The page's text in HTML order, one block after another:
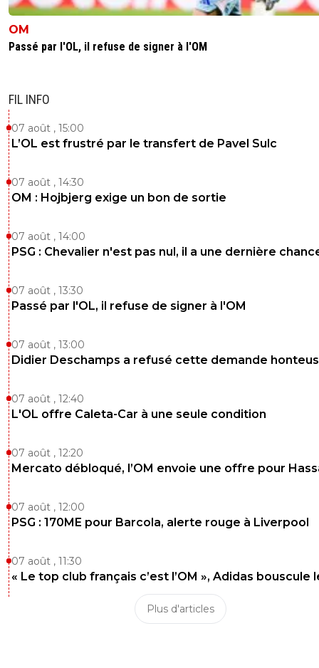
OM
Passé par l'OL, il refuse de signer à l'OM
FIL INFO
07 août , 15:00
L’OL est frustré par le transfert de Pavel Sulc
07 août , 14:30
OM : Hojbjerg exige un bon de sortie
07 août , 14:00
PSG : Chevalier n'est pas nul, il a une dernière
07 août , 13:30
Passé par l'OL, il refuse de signer à l'OM
07 août , 13:00
Didier Deschamps a refusé cette demande
07 août , 12:40
L'OL offre Caleta-Car à une seule condition
07 août , 12:20
Mercato débloqué, l’OM envoie une offre pour
07 août , 12:00
PSG : 170ME pour Barcola, alerte rouge à Liverpool
07 août , 11:30
« Le top club français c’est l’OM », Adidas bouscule
Plus d'articles